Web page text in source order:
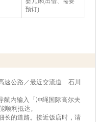
预订)
速公路／最近交流道 石川
内输入「冲绳国际高尔夫
顺利抵达。
长的道路。接近饭店时，请